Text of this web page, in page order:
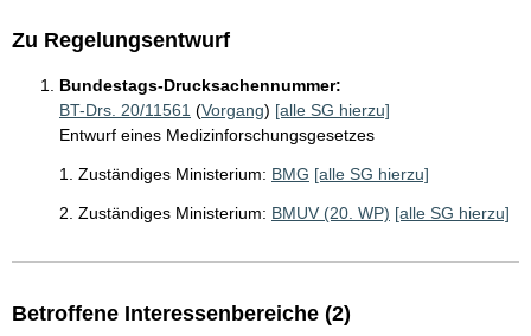
Zu Regelungsentwurf
Bundestags-Drucksachennummer:
BT-Drs. 20/11561 (Vorgang) [alle SG hierzu]
Entwurf eines Medizinforschungsgesetzes
1. Zuständiges Ministerium: BMG [alle SG hierzu]
2. Zuständiges Ministerium: BMUV (20. WP) [alle SG hierzu]
Betroffene Interessenbereiche (2)